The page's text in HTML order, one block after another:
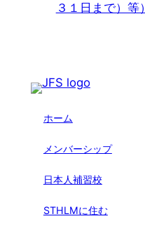
３１日まで）等）
ホーム
メンバーシップ
日本人補習校
STHLMに住む